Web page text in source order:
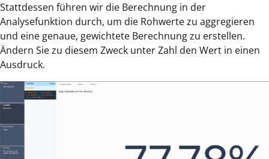
Stattdessen führen wir die Berechnung in der
Analysefunktion durch, um die Rohwerte zu aggregieren
und eine genaue, gewichtete Berechnung zu erstellen.
Ändern Sie zu diesem Zweck unter Zahl den Wert in einen
Ausdruck.